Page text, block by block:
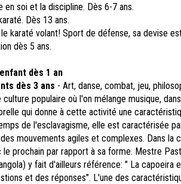
en soi et la discipline. Dès 6-7 ans.
Dès 13 ans.
karaté volant! Sport de défense, sa devise
dès 5 ans.
dès 1 an
dès 3 ans - Art, danse, combat, jeu,
populaire où l'on mélange musique,
qui donne à cette activité une
de l'esclavagisme, elle est caractérisée
mouvements agiles et complexes. Dans la
prochain par rapport à sa forme. Mestre
y fait d'ailleurs référence: " La capoeira
et des réponses". L'une des